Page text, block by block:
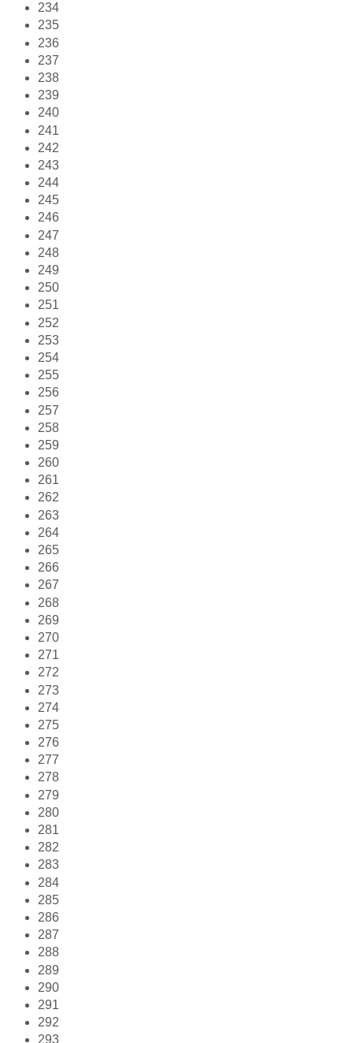
234
235
236
237
238
239
240
241
242
243
244
245
246
247
248
249
250
251
252
253
254
255
256
257
258
259
260
261
262
263
264
265
266
267
268
269
270
271
272
273
274
275
276
277
278
279
280
281
282
283
284
285
286
287
288
289
290
291
292
293